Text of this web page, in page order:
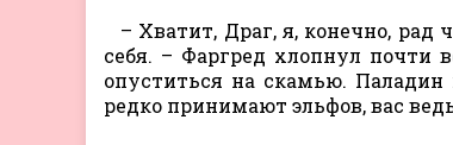
– Хватит, Драг, я, конечно,
себя. – Фаргред хлопнул почти
опуститься на скамью.
редко принимают эльфов, вас